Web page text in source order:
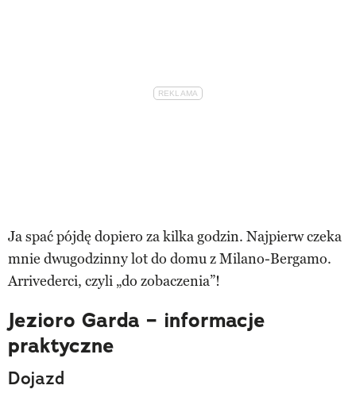
Ja spać pójdę dopiero za kilka godzin. Najpierw czeka
mnie dwugodzinny lot do domu z Milano-Bergamo.
Arrivederci, czyli „do zobaczenia”!
Jezioro Garda – informacje
praktyczne
Dojazd